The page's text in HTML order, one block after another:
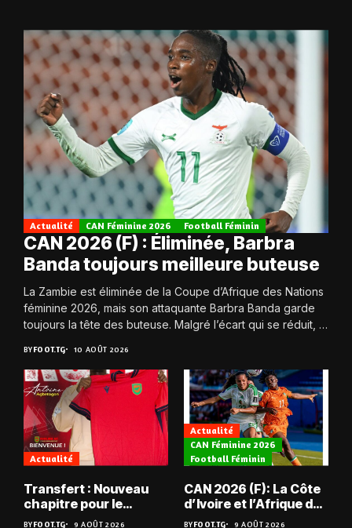
Actualité CAN Féminine 2026 Football Féminin
CAN 2026 (F) : Éliminée, Barbra
Banda toujours meilleure buteuse
La Zambie est éliminée de la Coupe d’Afrique des Nations
féminine 2026, mais son attaquante Barbra Banda garde
toujours la tête des buteuse. Malgré l’écart qui se réduit, la
BYFOOT.TG 10 AOÛT 2026
Actualité
Transfert : Nouveau
chapitre pour le
Togolais Antoine
BYFOOT.TG 9 AOÛT 2026
Actualité
CAN Féminine 2026
Football Féminin
CAN 2026 (F): La Côte
d’Ivoire et l’Afrique du
Sud tombent
BYFOOT.TG 9 AOÛT 2026